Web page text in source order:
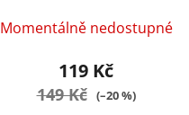
Momentálně nedostupné
119 Kč
149 Kč (–20 %)